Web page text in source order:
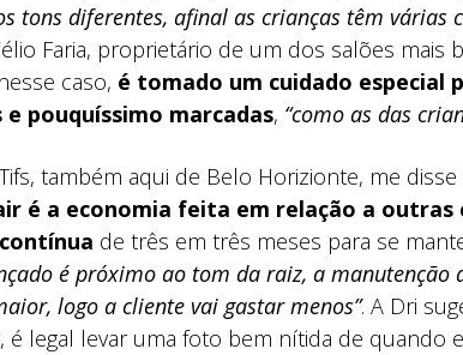
tons diferentes, afinal as crianças têm várias
Faria, proprietário de um dos salões mais
caso, é tomado um cuidado especial
pouquíssimo marcadas, “como as das
também aqui de Belo Horizionte, me
é a economia feita em relação a outras
de três em três meses para se
é próximo ao tom da raiz, a manutenção
logo a cliente vai gastar menos”. A Dri
é legal levar uma foto bem nítida de quando